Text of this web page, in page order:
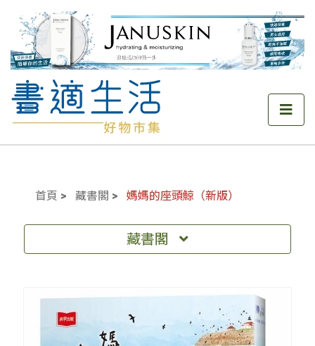
首頁 藏書閣 媽媽的座頭鯨（新版）
藏書閣